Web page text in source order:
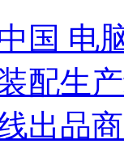
国 电
配生
出品